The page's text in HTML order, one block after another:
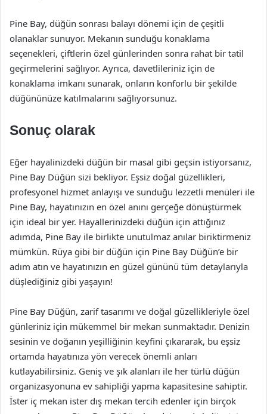
Pine Bay, düğün sonrası balayı dönemi için de çeşitli
olanaklar sunuyor. Mekanın sunduğu konaklama
seçenekleri, çiftlerin özel günlerinden sonra rahat bir tatil
geçirmelerini sağlıyor. Ayrıca, davetlileriniz için de
konaklama imkanı sunarak, onların konforlu bir şekilde
düğününüze katılmalarını sağlıyorsunuz.
Sonuç olarak
Eğer hayalinizdeki düğün bir masal gibi geçsin istiyorsanız,
Pine Bay Düğün sizi bekliyor. Eşsiz doğal güzellikleri,
profesyonel hizmet anlayışı ve sunduğu lezzetli menüleri ile
Pine Bay, hayatınızın en özel anını gerçeğe dönüştürmek
için ideal bir yer. Hayallerinizdeki düğün için attığınız
adımda, Pine Bay ile birlikte unutulmaz anılar biriktirmeniz
mümkün. Rüya gibi bir düğün için Pine Bay Düğün’e bir
adım atın ve hayatınızın en güzel gününü tüm detaylarıyla
düşlediğiniz gibi yaşayın!
Pine Bay Düğün, zarif tasarımı ve doğal güzellikleriyle özel
günleriniz için mükemmel bir mekan sunmaktadır. Denizin
sesinin ve doğanın yeşilliğinin keyfini çıkararak, bu eşsiz
ortamda hayatınıza yön verecek önemli anları
kutlayabilirsiniz. Geniş ve şık alanları ile her türlü düğün
organizasyonuna ev sahipliği yapma kapasitesine sahiptir.
İster iç mekan ister dış mekan tercih edenler için birçok